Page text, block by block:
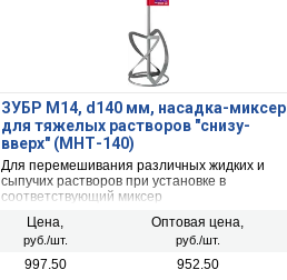
ЗУБР М14, d140 мм, насадка-миксер
для тяжелых растворов ″снизу-
вверх″ (МНТ-140)
Для перемешивания различных жидких и
сыпучих растворов при установке в
соответствующий миксер
Цена,
руб./шт.
Оптовая цена,
руб./шт.
997.50 952.50